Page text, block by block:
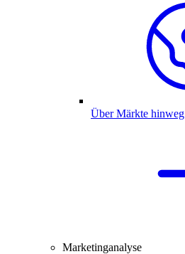
Über Märkte hinweg
Marketinganalyse